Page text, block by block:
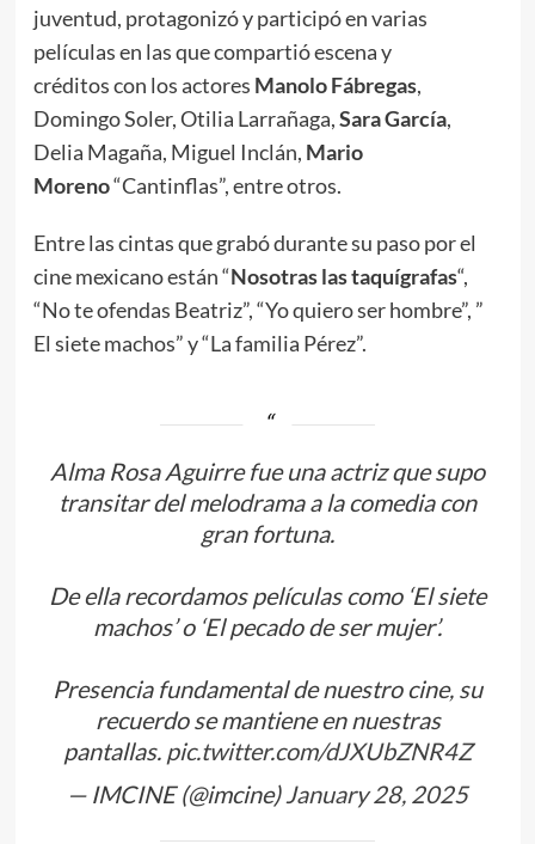
juventud, protagonizó y participó en varias
películas en las que compartió escena y
créditos con los actores Manolo Fábregas,
Domingo Soler, Otilia Larrañaga,Sara García,
Delia Magaña, Miguel Inclán, Mario
Moreno“Cantinflas”, entre otros.
Entre las cintas que grabó durante su paso por el
cine mexicano están “Nosotras las taquígrafas“,
“No te ofendas Beatriz”, “Yo quiero ser hombre”, ”
El siete machos” y “La familia Pérez”.
Alma Rosa Aguirre fue una actriz que supo
transitar del melodrama a la comedia con
gran fortuna.
De ella recordamos películas como ‘El siete
machos’ o ‘El pecado de ser mujer’.
Presencia fundamental de nuestro cine, su
recuerdo se mantiene en nuestras
pantallas. pic.twitter.com/dJXUbZNR4Z
— IMCINE (@imcine)January 28, 2025